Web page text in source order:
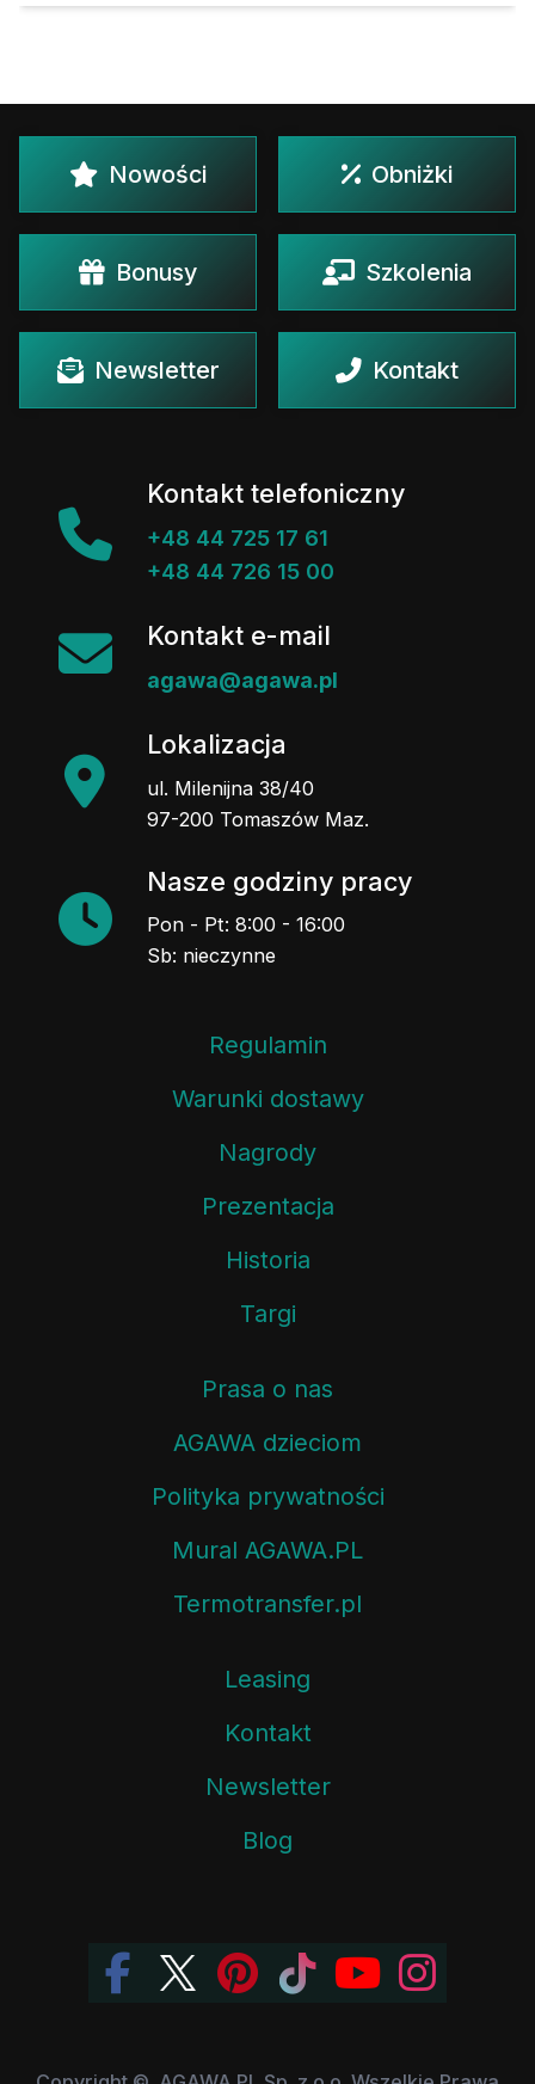
Nowości Obniżki
Bonusy Szkolenia
Newsletter Kontakt
Kontakt telefoniczny
+48 44 725 17 61
+48 44 726 15 00
Kontakt e-mail
agawa@agawa.pl
Lokalizacja
ul. Milenijna 38/40
97-200 Tomaszów Maz.
Nasze godziny pracy
Pon - Pt: 8:00 - 16:00
Sb: nieczynne
Regulamin
Warunki dostawy
Nagrody
Prezentacja
Historia
Targi
Prasa o nas
AGAWA dzieciom
Polityka prywatności
Mural AGAWA.PL
Termotransfer.pl
Leasing
Kontakt
Newsletter
Blog